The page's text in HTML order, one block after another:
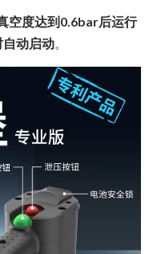
空度达到0.6bar后运行
动启动。